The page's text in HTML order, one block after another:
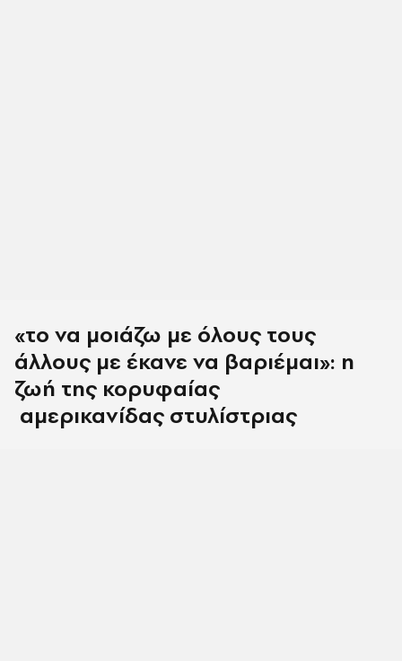
«το να μοιάζω με όλους τους
άλλους με έκανε να βαριέμαι»: η
ζωή της κορυφαίας
αμερικανίδας στυλίστριας